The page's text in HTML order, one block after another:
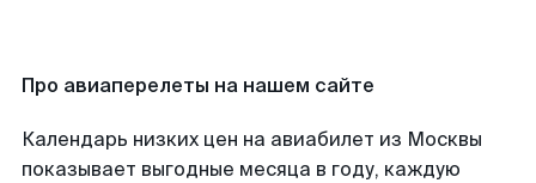
Про авиаперелеты на нашем сайте
Календарь низких цен на авиабилет из Москвы
показывает выгодные месяца в году, каждую